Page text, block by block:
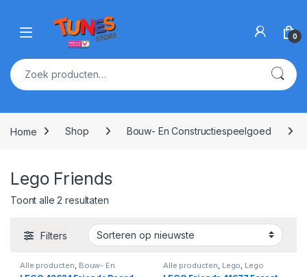
Open 0
Zoeken naar:
Home Shop Bouw- En Constructiespeelgoed
Lego Friends
Toont alle 2 resultatenGesorteerd op nieuwste
Filters
Alle producten, Bouw- En
Constructiespeelgoed
Alle producten, Lego, Lego
Friends